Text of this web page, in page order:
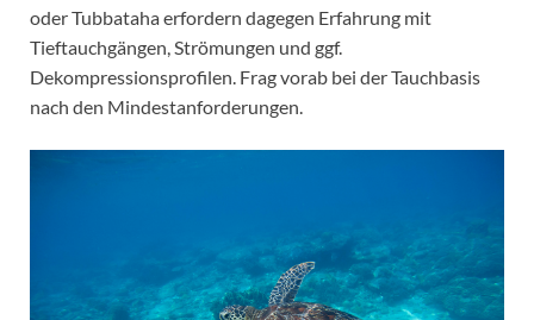
oder Tubbataha erfordern dagegen Erfahrung mit
Tieftauchgängen, Strömungen und ggf.
Dekompressionsprofilen. Frag vorab bei der Tauchbasis
nach den Mindestanforderungen.